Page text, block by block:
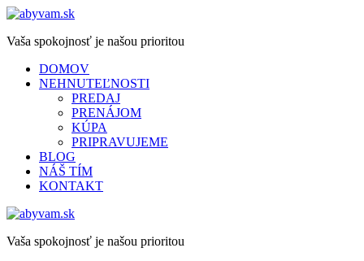
Vaša spokojnosť je našou prioritou
DOMOV
NEHNUTEĽNOSTI
PREDAJ
PRENÁJOM
KÚPA
PRIPRAVUJEME
BLOG
NÁŠ TÍM
KONTAKT
Vaša spokojnosť je našou prioritou